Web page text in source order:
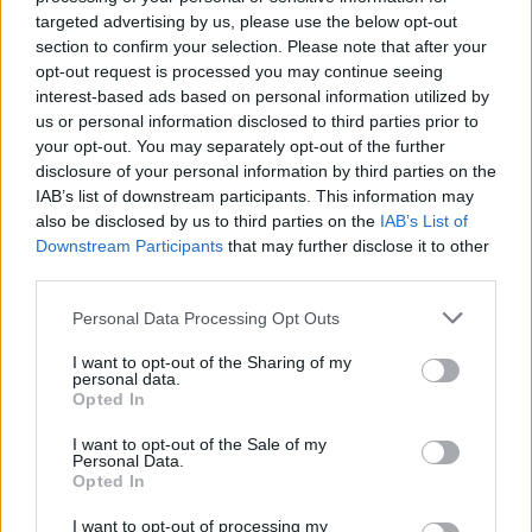
targeted advertising by us, please use the below opt-out
section to confirm your selection. Please note that after your
opt-out request is processed you may continue seeing
interest-based ads based on personal information utilized by
us or personal information disclosed to third parties prior to
your opt-out. You may separately opt-out of the further
disclosure of your personal information by third parties on the
IAB’s list of downstream participants. This information may
also be disclosed by us to third parties on the IAB’s List of
Downstream Participants that may further disclose it to other
Please note that this website/app uses one or more Google
not limited to your visit or usage behaviour. You may click to
grant or deny consent to Google and its third-party tags to
use your data for below specified purposes in below Google
consent section.
Personal Data Processing Opt Outs
I want to opt-out of the Sharing of my
personal data.
Opted In
I want to opt-out of the Sale of my
Personal Data.
Opted In
I want to opt-out of processing my
Pasarét Klinika Blogválogatás –
Plasztikai sebészet 2024–2025
A Pasarét Klinika blogjának legfrissebb bejegyzései
betekintést nyújtanak a modern plasztikai sebészet
világába – a személyes vallomásoktól a legújabb
trendekig és pszichológiai aspektusokig.
Összegyűjtöttük a legfontosabb cikkeket, részletes
Plasztikai sebészet vélemények
Benedetta vallomása
őszintén mutatja be, milyen
hatással lehet egy sikeres beavatkozás az
önbizalomra és az életminőségre. Hangsúlyozza a
bizalom fontosságát a sebész és páciens között,
valamint az empatikus hozzáállás értékét.